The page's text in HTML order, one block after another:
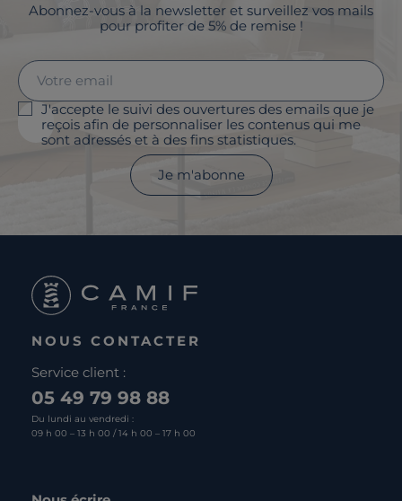
Abonnez-vous à la newsletter et surveillez vos mails
pour profiter de 5% de remise !
J'accepte le suivi des ouvertures des emails que je
reçois afin de personnaliser les contenus qui me
sont adressés et à des fins statistiques.
Je m'abonne
NOUS CONTACTER
Service client :
05 49 79 98 88
Du lundi au vendredi :
09 h 00 – 13 h 00 / 14 h 00 – 17 h 00